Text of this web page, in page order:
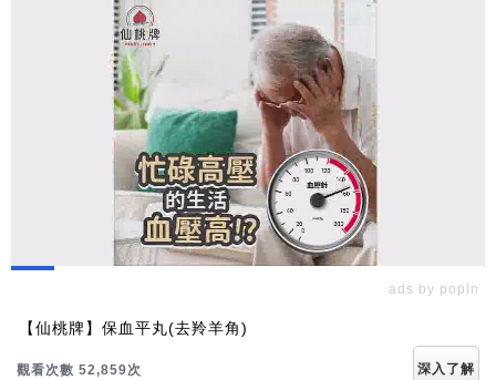
ads by popIn
【仙桃牌】保血平丸(去羚羊角)
觀看次數 52,865次 深入了解